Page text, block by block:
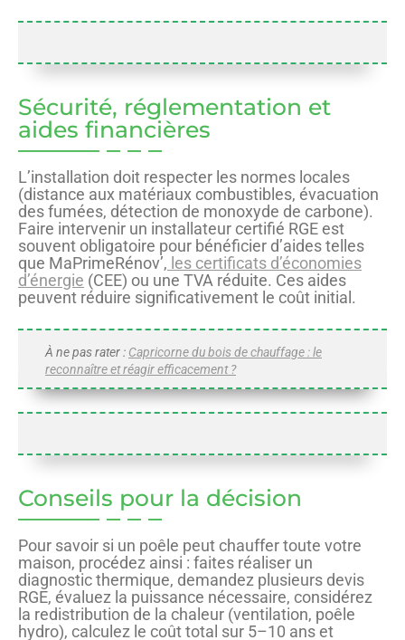
Sécurité, réglementation et
aides financières
L’installation doit respecter les normes locales
(distance aux matériaux combustibles, évacuation
des fumées, détection de monoxyde de carbone).
Faire intervenir un installateur certifié RGE est
souvent obligatoire pour bénéficier d’aides telles
que MaPrimeRénov’, les certificats d’économies
d’énergie (CEE) ou une TVA réduite. Ces aides
peuvent réduire significativement le coût initial.
À ne pas rater : Capricorne du bois de chauffage : le
reconnaître et réagir efficacement ?
Conseils pour la décision
Pour savoir si un poêle peut chauffer toute votre
maison, procédez ainsi : faites réaliser un
diagnostic thermique, demandez plusieurs devis
RGE, évaluez la puissance nécessaire, considérez
la redistribution de la chaleur (ventilation, poêle
hydro), calculez le coût total sur 5–10 ans et